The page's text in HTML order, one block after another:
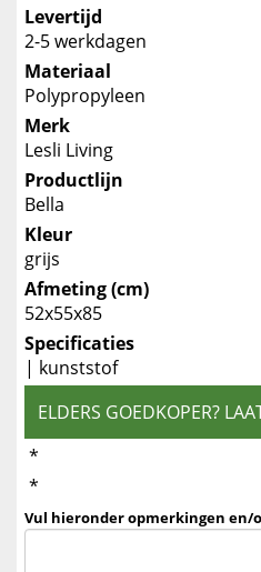
Levertijd
2-5 werkdagen
Materiaal
Polypropyleen
Merk
Lesli Living
Productlijn
Bella
Kleur
grijs
Afmeting (cm)
52x55x85
Specificaties
| kunststof
ELDERS GOEDKOPER?
*
*
Vul hieronder opmerkingen en/